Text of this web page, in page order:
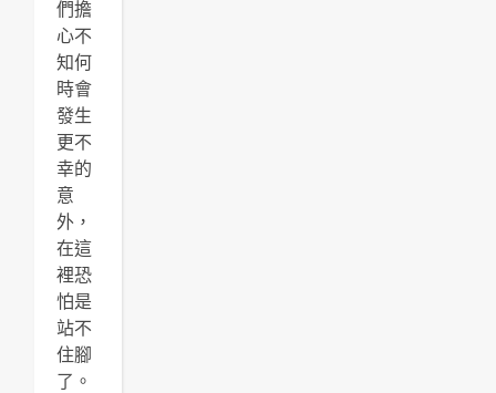
們擔
心不
知何
時會
發生
更不
幸的
意
外，
在這
裡恐
怕是
站不
住腳
了。